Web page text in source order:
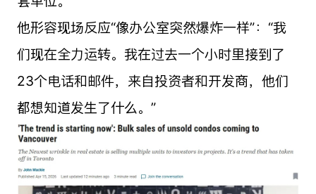
他形容现场反应“像办公室突然爆炸一样”：“我
们现在全力运转。我在过去一个小时里接到了
23个电话和邮件，来自投资者和开发商，他们
都想知道发生了什么。”